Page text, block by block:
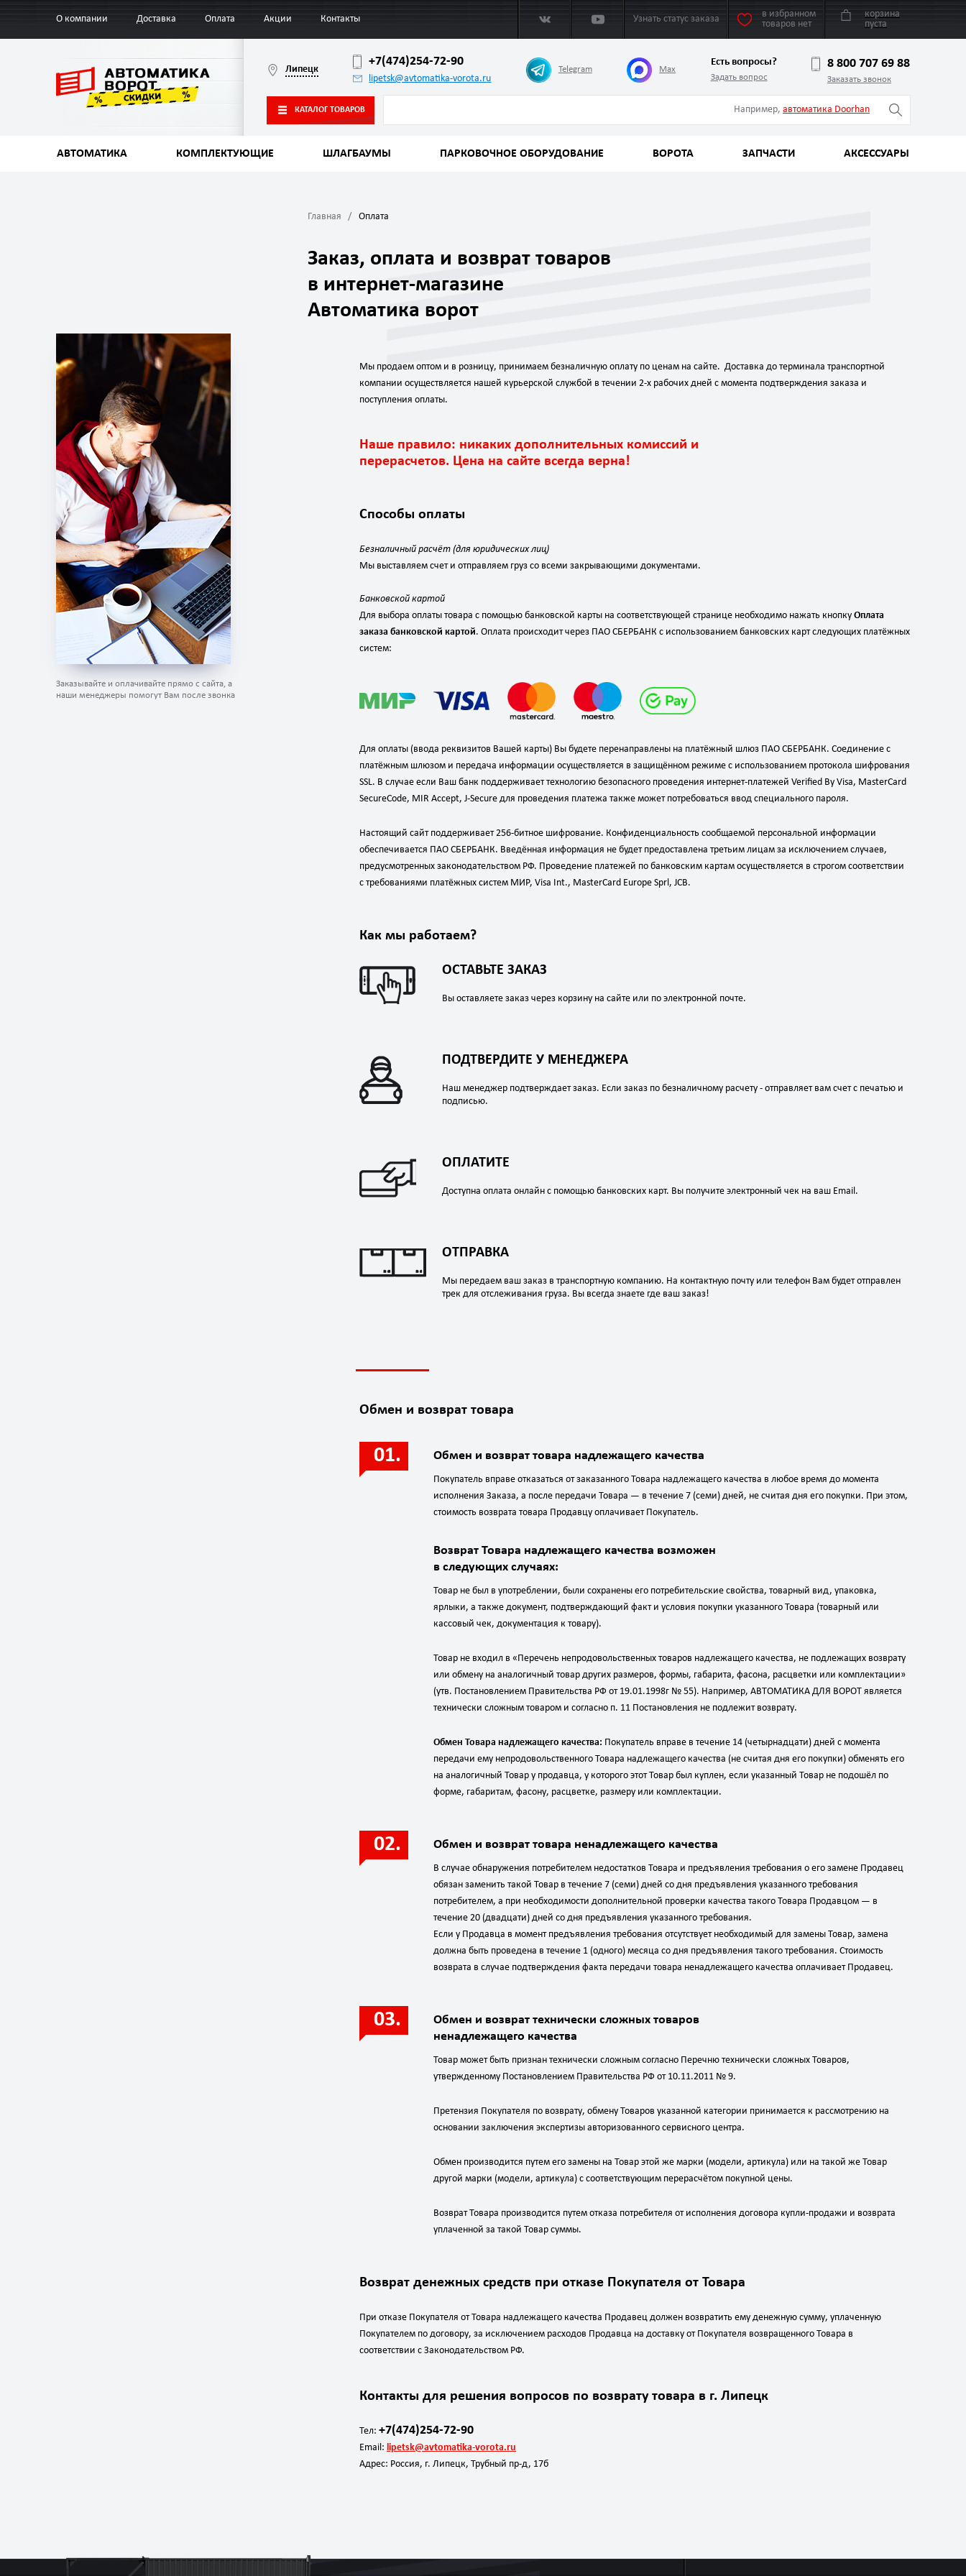
О компании Доставка Оплата Акции Контакты Узнать статус заказа
в избранном
товаров нет
корзина
пуста
Липецк
+7(474)254-72-90
lipetsk@avtomatika-vorota.ru
Telegram Max
Есть вопросы?
Задать вопрос
8 800 707 69 88
Заказать звонок
КАТАЛОГ ТОВАРОВ Например, автоматика Doorhan
АВТОМАТИКА КОМПЛЕКТУЮЩИЕ ШЛАГБАУМЫ ПАРКОВОЧНОЕ ОБОРУДОВАНИЕ ВОРОТА ЗАПЧАСТИ АКСЕССУАРЫ
Заказывайте и оплачивайте прямо с сайта, а
наши менеджеры помогут Вам после звонка
Главная Оплата
Заказ, оплата и возврат товаров
в интернет-магазине
Автоматика ворот
Мы продаем оптом и в розницу, принимаем безналичную оплату по ценам на сайте. Доставка до терминала транспортной
компании осуществляется нашей курьерской службой в течении 2-х рабочих дней с момента подтверждения заказа и
поступления оплаты.
Наше правило: никаких дополнительных комиссий и
перерасчетов. Цена на сайте всегда верна!
Способы оплаты
Безналичный расчёт (для юридических лиц)
Мы выставляем счет и отправляем груз со всеми закрывающими документами.
Банковской картой
Для выбора оплаты товара с помощью банковской карты на соответствующей странице необходимо нажать кнопку Оплата
заказа банковской картой. Оплата происходит через ПАО СБЕРБАНК с использованием банковских карт следующих платёжных
систем:
Для оплаты (ввода реквизитов Вашей карты) Вы будете перенаправлены на платёжный шлюз ПАО СБЕРБАНК. Соединение с
платёжным шлюзом и передача информации осуществляется в защищённом режиме с использованием протокола шифрования
SSL. В случае если Ваш банк поддерживает технологию безопасного проведения интернет-платежей Verified By Visa, MasterCard
SecureCode, MIR Accept, J-Secure для проведения платежа также может потребоваться ввод специального пароля.
Настоящий сайт поддерживает 256-битное шифрование. Конфиденциальность сообщаемой персональной информации
обеспечивается ПАО СБЕРБАНК. Введённая информация не будет предоставлена третьим лицам за исключением случаев,
предусмотренных законодательством РФ. Проведение платежей по банковским картам осуществляется в строгом соответствии
с требованиями платёжных систем МИР, Visa Int., MasterCard Europe Sprl, JCB.
Как мы работаем?
ОСТАВЬТЕ ЗАКАЗ
Вы оставляете заказ через корзину на сайте или по электронной почте.
ПОДТВЕРДИТЕ У МЕНЕДЖЕРА
Наш менеджер подтверждает заказ. Если заказ по безналичному расчету - отправляет вам счет с печатью и
подписью.
ОПЛАТИТЕ
Доступна оплата онлайн с помощью банковских карт. Вы получите электронный чек на ваш Email.
ОТПРАВКА
Мы передаем ваш заказ в транспортную компанию. На контактную почту или телефон Вам будет отправлен
трек для отслеживания груза. Вы всегда знаете где ваш заказ!
Обмен и возврат товара
Обмен и возврат товара надлежащего качества
Покупатель вправе отказаться от заказанного Товара надлежащего качества в любое время до момента
исполнения Заказа, а после передачи Товара — в течение 7 (семи) дней, не считая дня его покупки. При этом,
стоимость возврата товара Продавцу оплачивает Покупатель.
Возврат Товара надлежащего качества возможен
в следующих случаях:
Товар не был в употреблении, были сохранены его потребительские свойства, товарный вид, упаковка,
ярлыки, а также документ, подтверждающий факт и условия покупки указанного Товара (товарный или
кассовый чек, документация к товару).
Товар не входил в «Перечень непродовольственных товаров надлежащего качества, не подлежащих возврату
или обмену на аналогичный товар других размеров, формы, габарита, фасона, расцветки или комплектации»
(утв. Постановлением Правительства РФ от 19.01.1998г № 55). Например, АВТОМАТИКА ДЛЯ ВОРОТ является
технически сложным товаром и согласно п. 11 Постановления не подлежит возврату.
Обмен Товара надлежащего качества: Покупатель вправе в течение 14 (четырнадцати) дней с момента
передачи ему непродовольственного Товара надлежащего качества (не считая дня его покупки) обменять его
на аналогичный Товар у продавца, у которого этот Товар был куплен, если указанный Товар не подошёл по
форме, габаритам, фасону, расцветке, размеру или комплектации.
Обмен и возврат товара ненадлежащего качества
В случае обнаружения потребителем недостатков Товара и предъявления требования о его замене Продавец
обязан заменить такой Товар в течение 7 (семи) дней со дня предъявления указанного требования
потребителем, а при необходимости дополнительной проверки качества такого Товара Продавцом — в
течение 20 (двадцати) дней со дня предъявления указанного требования.
Если у Продавца в момент предъявления требования отсутствует необходимый для замены Товар, замена
должна быть проведена в течение 1 (одного) месяца со дня предъявления такого требования. Стоимость
возврата в случае подтверждения факта передачи товара ненадлежащего качества оплачивает Продавец.
Обмен и возврат технически сложных товаров
ненадлежащего качества
Товар может быть признан технически сложным согласно Перечню технически сложных Товаров,
утвержденному Постановлением Правительства РФ от 10.11.2011 № 9.
Претензия Покупателя по возврату, обмену Товаров указанной категории принимается к рассмотрению на
основании заключения экспертизы авторизованного сервисного центра.
Обмен производится путем его замены на Товар этой же марки (модели, артикула) или на такой же Товар
другой марки (модели, артикула) с соответствующим перерасчётом покупной цены.
Возврат Товара производится путем отказа потребителя от исполнения договора купли-продажи и возврата
уплаченной за такой Товар суммы.
Возврат денежных средств при отказе Покупателя от Товара
При отказе Покупателя от Товара надлежащего качества Продавец должен возвратить ему денежную сумму, уплаченную
Покупателем по договору, за исключением расходов Продавца на доставку от Покупателя возвращенного Товара в
соответствии с Законодательством РФ.
Контакты для решения вопросов по возврату товара в г. Липецк
Тел: +7(474)254-72-90
Email: lipetsk@avtomatika-vorota.ru
Адрес: Россия, г. Липецк, Трубный пр-д, 17б